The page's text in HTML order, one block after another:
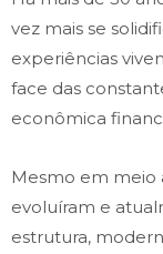
vez mais se
experiências
face das
econômica
Mesmo em meio
evoluíram e
estrutura,